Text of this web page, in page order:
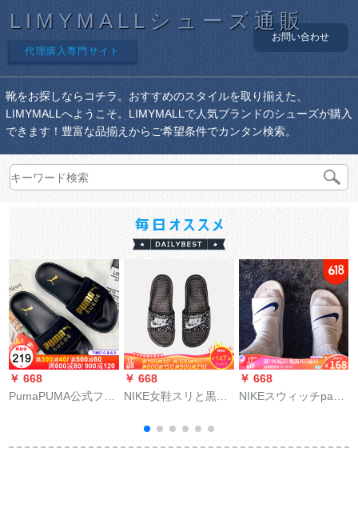
LIMYMALLシューズ通販
代理購入専門サイト
お問い合わせ
靴をお探しならコチラ。おすすめのスタイルを取り揃えた、
LIMYMALLへようこそ。LIMYMALLで人気ブランドのシューズが購入
できます！豊富な品揃えからご希望条件でカンタン検索。
￥ 668
PumaPUMA公式フル
サンダー日常生活サ
￥ 668
NIKE女鞋スリと黒の
ァンファァァンファ
ァンンンゴルフ忍者
￥ 668
NIKEスウィッチpa
快适レジャー耐摩耗